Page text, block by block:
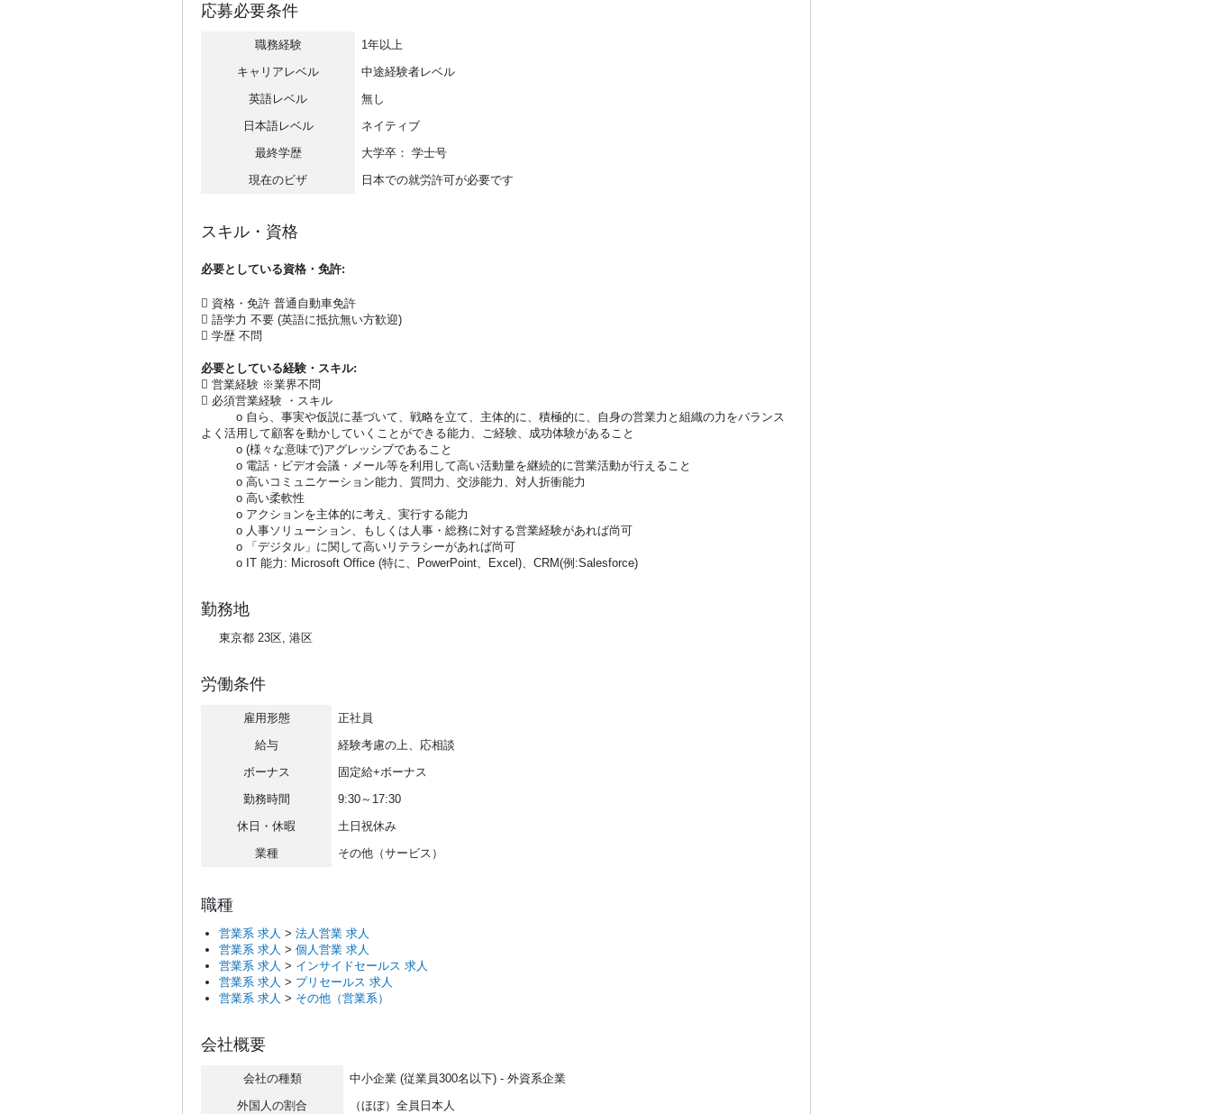
応募必要条件
職務経験
1年以上
キャリアレベル
中途経験者レベル
英語レベル
無し
日本語レベル
ネイティブ
最終学歴
大学卒： 学士号
現在のビザ
日本での就労許可が必要です
スキル・資格
必要としている資格・免許:
 資格・免許 普通自動車免許
 語学力 不要 (英語に抵抗無い方歓迎)
 学歴 不問
必要としている経験・スキル:
 営業経験 ※業界不問
 必須営業経験 ・スキル
o 自ら、事実や仮説に基づいて、戦略を立て、主体的に、積極的に、自身の営業力と組織の力をバランス
よく活用して顧客を動かしていくことができる能力、ご経験、成功体験があること
o (様々な意味で)アグレッシブであること
o 電話・ビデオ会議・メール等を利用して高い活動量を継続的に営業活動が行えること
o 高いコミュニケーション能力、質問力、交渉能力、対人折衝能力
o 高い柔軟性
o アクションを主体的に考え、実行する能力
o 人事ソリューション、もしくは人事・総務に対する営業経験があれば尚可
o 「デジタル」に関して高いリテラシーがあれば尚可
o IT 能力: Microsoft Office (特に、PowerPoint、Excel)、CRM(例:Salesforce)
勤務地
東京都 23区, 港区
労働条件
雇用形態
正社員
給与
経験考慮の上、応相談
ボーナス
固定給+ボーナス
勤務時間
9:30～17:30
休日・休暇
土日祝休み
業種
その他（サービス）
職種
営業系 求人 > 法人営業 求人
営業系 求人 > 個人営業 求人
営業系 求人 > インサイドセールス 求人
営業系 求人 > プリセールス 求人
営業系 求人 > その他（営業系）
会社概要
会社の種類
中小企業 (従業員300名以下) - 外資系企業
外国人の割合
（ほぼ）全員日本人